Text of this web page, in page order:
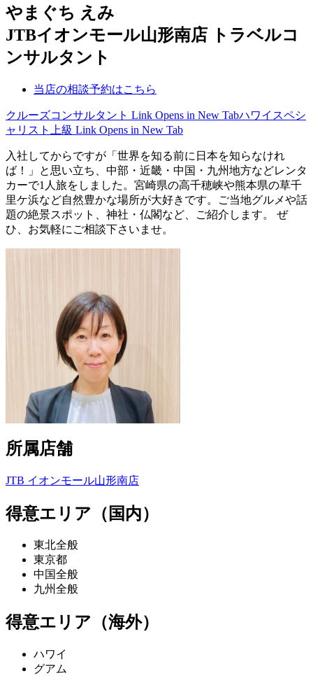
やまぐち えみ
JTBイオンモール山形南店 トラベルコ
ンサルタント
当店の相談予約はこちら
クルーズコンサルタント Link Opens in New Tabハワイスペシ
ャリスト上級 Link Opens in New Tab
入社してからですが「世界を知る前に日本を知らなけれ
ば！」と思い立ち、中部・近畿・中国・九州地方などレンタ
カーで1人旅をしました。宮崎県の高千穂峡や熊本県の草千
里ケ浜など自然豊かな場所が大好きです。ご当地グルメや話
題の絶景スポット、神社・仏閣など、ご紹介します。 ぜ
ひ、お気軽にご相談下さいませ。
所属店舗
JTB イオンモール山形南店
得意エリア（国内）
東北全般
東京都
中国全般
九州全般
得意エリア（海外）
ハワイ
グアム